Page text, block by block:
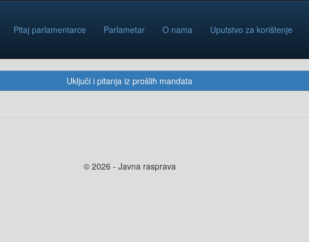
Pitaj parlamentarce Parlametar O nama Uputstvo za korištenje
Uključi i pitanja iz prošlih mandata
© 2026 - Javna rasprava